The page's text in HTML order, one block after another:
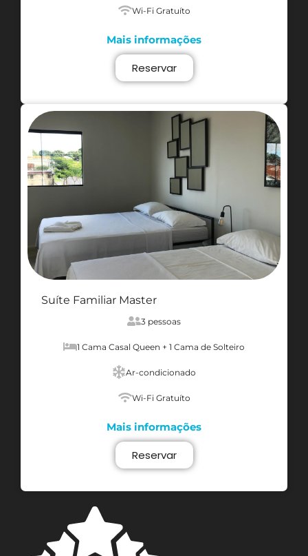
Wi-Fi Gratuíto
Mais informações
Reservar
Suíte Familiar Master
3 pessoas
1 Cama Casal Queen + 1 Cama de Solteiro
Ar-condicionado
Wi-Fi Gratuíto
Mais informações
Reservar